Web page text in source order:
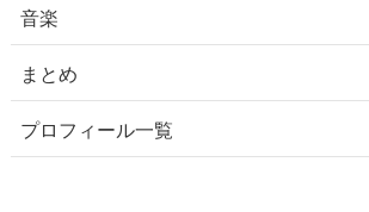
音楽
まとめ
プロフィール一覧